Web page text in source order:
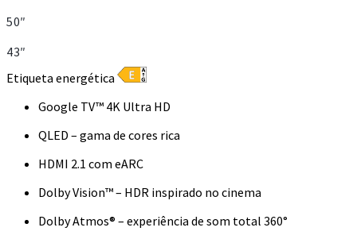
50″
43″
Etiqueta energética
Google TV™ 4K Ultra HD
QLED – gama de cores rica
HDMI 2.1 com eARC
Dolby Vision™ – HDR inspirado no cinema
Dolby Atmos® – experiência de som total 360°